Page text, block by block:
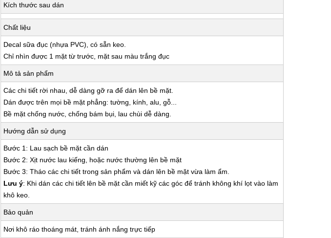
Kích thước sau dán
Chất liệu
Decal sữa đục (nhựa PVC), có sẵn keo.
Chỉ nhìn được 1 mặt từ trước, mặt sau màu trắng đục
Mô tả sản phẩm
Các chi tiết rời nhau, dễ dàng gỡ ra để dán lên bề mặt.
Dán được trên mọi bề mặt phẳng: tường, kính, alu, gỗ...
Bề mặt chống nước, chống bám bụi, lau chùi dễ dàng.
Hướng dẫn sử dụng
Bước 1: Lau sạch bề mặt cần dán
Bước 2: Xịt nước lau kiếng, hoặc nước thường lên bề mặt
Bước 3: Tháo các chi tiết trong sản phẩm và dán lên bề mặt vừa làm ẩm.
Lưu ý: Khi dán các chi tiết lên bề mặt cần miết kỹ các góc để tránh không khí lọt vào làm
khô keo.
Bảo quản
Nơi khô ráo thoáng mát, tránh ánh nắng trực tiếp